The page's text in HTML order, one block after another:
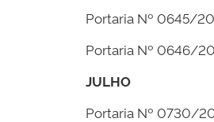
Portaria Nº 0645/
Portaria Nº 0646/
JULHO
Portaria Nº 0730/